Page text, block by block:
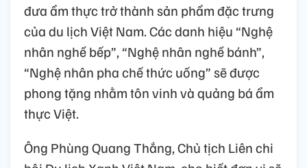
đưa ẩm thực trở thành sản phẩm đặc trưng
của du lịch Việt Nam. Các danh hiệu “Nghệ
nhân nghề bếp”, “Nghệ nhân nghề bánh”,
“Nghệ nhân pha chế thức uống” sẽ được
phong tặng nhằm tôn vinh và quảng bá ẩm
thực Việt.
Ông Phùng Quang Thắng, Chủ tịch Liên chi